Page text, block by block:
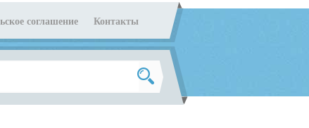
соглашение Контакты